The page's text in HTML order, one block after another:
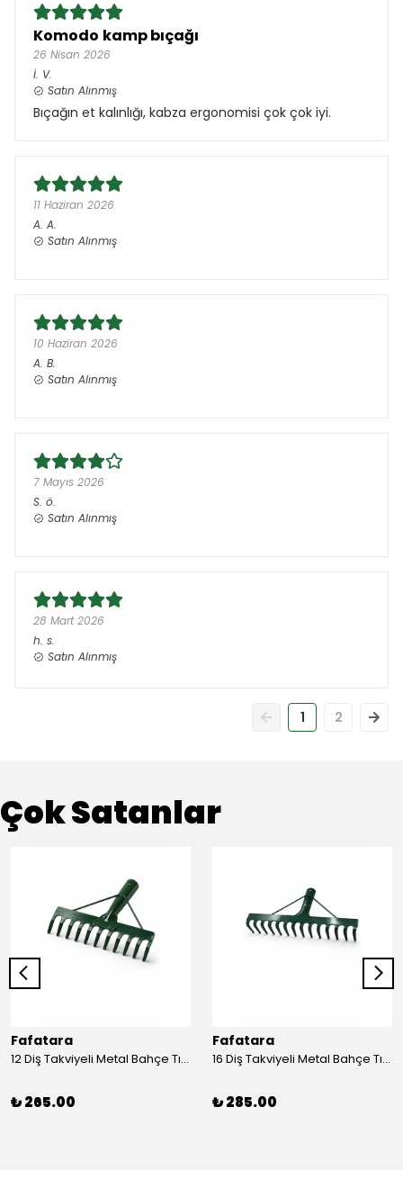
Komodo kamp bıçağı
26 Nisan 2026
İ. V.
Satın Alınmış
Bıçağın et kalınlığı, kabza ergonomisi çok çok iyi.
11 Haziran 2026
A. A.
Satın Alınmış
10 Haziran 2026
A. B.
Satın Alınmış
7 Mayıs 2026
S. ö.
Satın Alınmış
28 Mart 2026
h. s.
Satın Alınmış
1 2
Çok Satanlar
Fafatara
12 Diş Takviyeli Metal Bahçe Tırmığı – Dayanıklı, Geniş Ağızlı Yaprak ve Toprak Tırmığı
₺ 265.00
Fafatara
16 Diş Takviyeli Metal Bahçe Tırmığı – Dayanıklı, Geniş Ağızlı Toprak ve Yaprak Tırmığı
₺ 285.00